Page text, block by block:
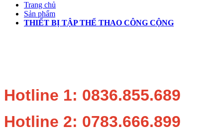
Trang chủ
Sản phẩm
THIẾT BỊ TẬP THỂ THAO CÔNG CỘNG
Hotline 1: 0836.855.689
Hotline 2: 0783.666.899